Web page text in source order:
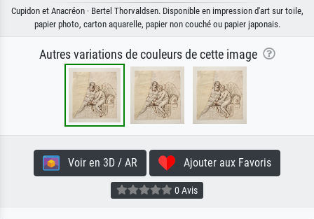
Cupidon et Anacréon · Bertel Thorvaldsen. Disponible en impression d'art sur toile,
papier photo, carton aquarelle, papier non couché ou papier japonais.
Autres variations de couleurs de cette image
Voir en 3D / AR Ajouter aux Favoris
0 Avis